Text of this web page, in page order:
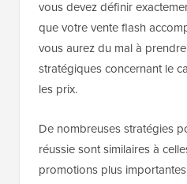
vous devez définir
que votre vente flash
vous aurez du mal à
stratégiques concernant le
les prix.
De nombreuses stratégies
réussie sont similaires à
promotions plus